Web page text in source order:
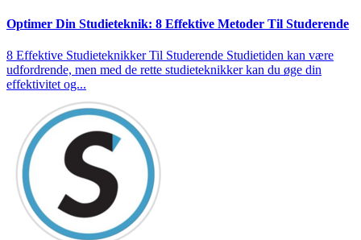
Optimer Din Studieteknik: 8 Effektive Metoder Til Studerende
8 Effektive Studieteknikker Til Studerende Studietiden kan være
udfordrende, men med de rette studieteknikker kan du øge din
effektivitet og...